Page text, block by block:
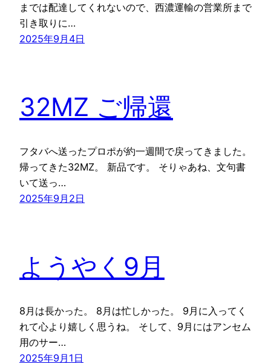
までは配達してくれないので、西濃運輸の営業所まで
引き取りに…
2025年9月4日
32MZ ご帰還
フタバへ送ったプロポが約一週間で戻ってきました。
帰ってきた32MZ。 新品です。 そりゃあね、文句書
いて送っ…
2025年9月2日
ようやく9月
8月は長かった。 8月は忙しかった。 9月に入ってく
れて心より嬉しく思うね。 そして、9月にはアンセム
用のサー…
2025年9月1日